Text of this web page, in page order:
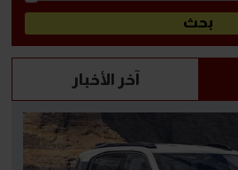
آخر الأخبار